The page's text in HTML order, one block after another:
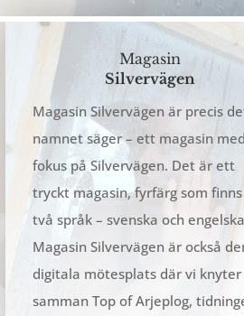
Magasin
Silvervägen
Magasin Silvervägen är precis
namnet säger – ett magasin med
fokus på Silvervägen. Det är ett
tryckt magasin, fyrfärg som
två språk – svenska och
Magasin Silvervägen är också
digitala mötesplats där vi knyter
samman Top of Arjeplog,